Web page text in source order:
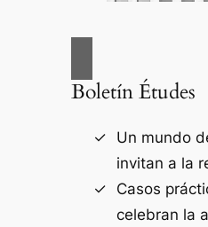
Boletín Études
Un mundo
invitan a la
Casos
celebran la